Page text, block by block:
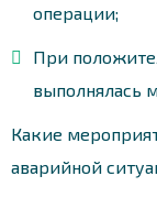
операции;
При
выполнялась
Какие
аварийной